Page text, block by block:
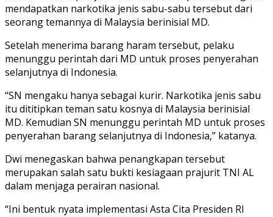
mendapatkan narkotika jenis sabu-sabu tersebut dari
seorang temannya di Malaysia berinisial MD.
Setelah menerima barang haram tersebut, pelaku
menunggu perintah dari MD untuk proses penyerahan
selanjutnya di Indonesia.
“SN mengaku hanya sebagai kurir. Narkotika jenis sabu
itu dititipkan teman satu kosnya di Malaysia berinisial
MD. Kemudian SN menunggu perintah MD untuk proses
penyerahan barang selanjutnya di Indonesia,” katanya.
Dwi menegaskan bahwa penangkapan tersebut
merupakan salah satu bukti kesiagaan prajurit TNI AL
dalam menjaga perairan nasional.
“Ini bentuk nyata implementasi Asta Cita Presiden RI